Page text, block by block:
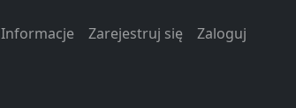
Informacje Zarejestruj się Zaloguj